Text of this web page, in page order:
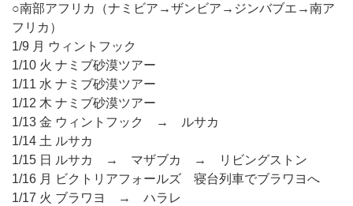
○南部アフリカ（ナミビア→ザンビア→ジンバブエ→南ア
フリカ）
1/9 月 ウィントフック
1/10 火 ナミブ砂漠ツアー
1/11 水 ナミブ砂漠ツアー
1/12 木 ナミブ砂漠ツアー
1/13 金 ウィントフック → ルサカ
1/14 土 ルサカ
1/15 日 ルサカ → マザブカ → リビングストン
1/16 月 ビクトリアフォールズ 寝台列車でブラワヨへ
1/17 火 ブラワヨ → ハラレ